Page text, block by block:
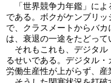
「世界競争力年鑑」によ
である。ボクがケンブリ
で、クラスメートからバ
は、衰退の一途をたどって
それもこれも、デジタル
るせいである。デジタル・
労働生産性が上がらず、産